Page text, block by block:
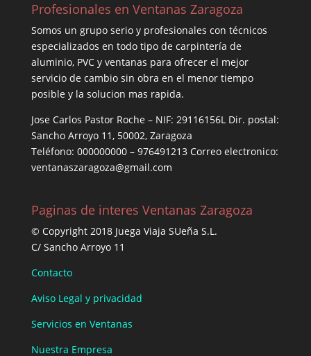
Profesionales en Ventanas Zaragoza
Somos un grupo serio y profesionales con técnicos
especializados en todo tipo de carpintería de
aluminio, PVC y ventanas para ofrecer el mejor
servicio de cambio sin obra en el menor tiempo
posible y la solucion mas rapida.
Jose Carlos Pastor Roche – NIF: 29116156L Dir. postal:
Sancho Arroyo 11, 50002, Zaragoza
Teléfono: 000000000 – 976491213 Correo electronico:
ventanaszaragoza@gmail.com
Paginas de interes Ventanas Zaragoza
© Copyright 2018 Juega Viaja SUeña S.L.
C/ Sancho Arroyo 11
Contacto
Aviso Legal y privacidad
Servicios en Ventanas
Nuestra Empresa